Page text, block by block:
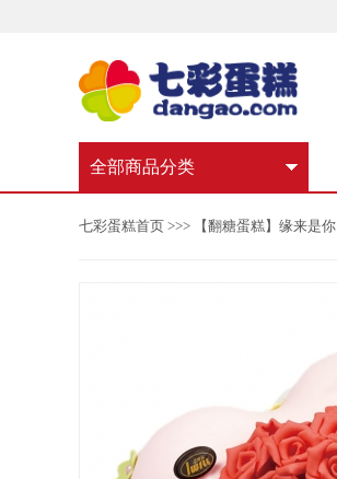
全部商品分类
七彩蛋糕首页 >>> 【翻糖蛋糕】缘来是你